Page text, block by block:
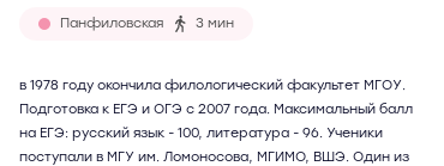
Панфиловская 3 мин
в 1978 году окончила филологический факультет МГОУ.
Подготовка к ЕГЭ и ОГЭ с 2007 года. Максимальный балл
на ЕГЭ: русский язык - 100, литература - 96. Ученики
поступали в МГУ им. Ломоносова, МГИМО, ВШЭ. Один из